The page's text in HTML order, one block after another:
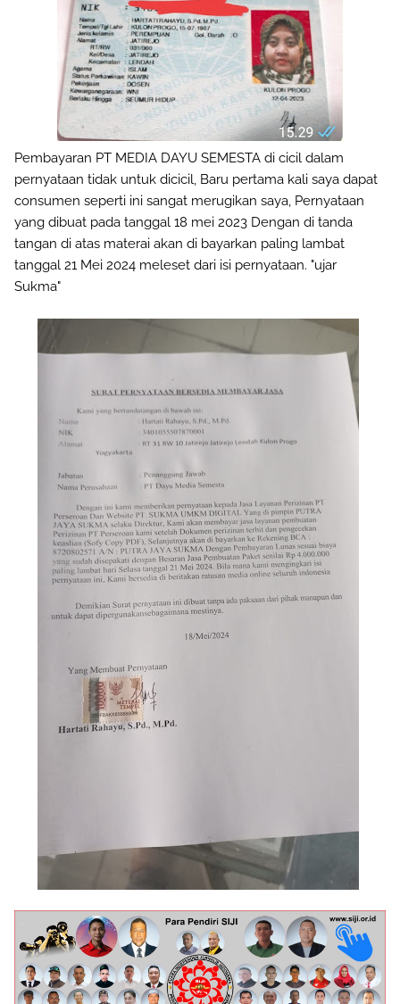
Pembayaran PT MEDIA DAYU SEMESTA di cicil dalam
pernyataan tidak untuk dicicil, Baru pertama kali saya dapat
consumen seperti ini sangat merugikan saya, Pernyataan
yang dibuat pada tanggal 18 mei 2023 Dengan di tanda
tangan di atas materai akan di bayarkan paling lambat
tanggal 21 Mei 2024 meleset dari isi pernyataan. "ujar
Sukma"